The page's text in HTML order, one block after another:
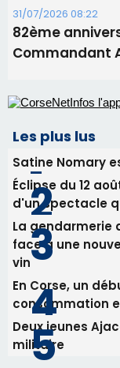
Satine Nomary
Éclipse du 12
d'un spectacle
face à une
En Corse, un
consommation
Deux jeunes
militaire
Newsletter
Inscrivez-vous à
email les infos
nos meilleurs